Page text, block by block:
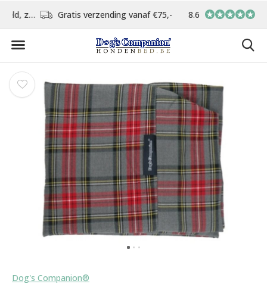
Gratis verzending vanaf €75,- In eigen atelier
8.6
Dog's Companion®